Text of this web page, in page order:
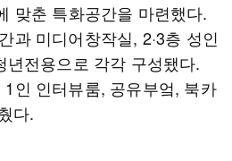
맞춘 특화공간을 마련했다.
과 미디어창작실, 2·3층 성인
전용으로 각각 구성됐다.
인 인터뷰룸, 공유부엌, 북카
다.